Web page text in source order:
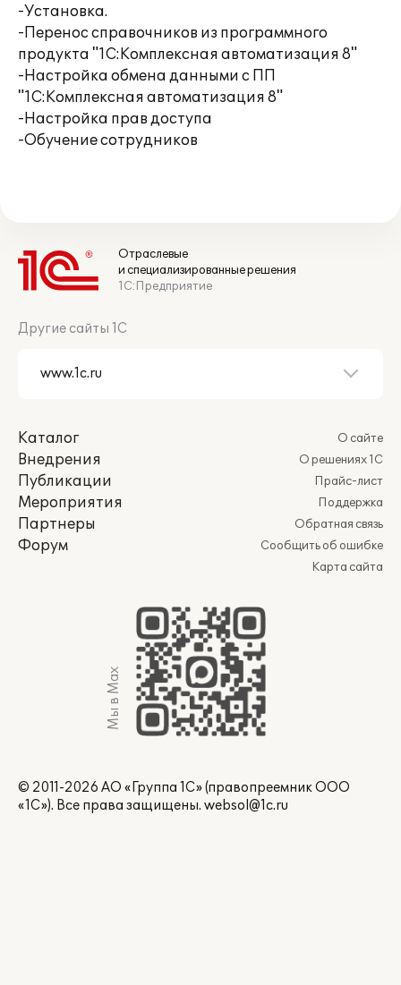
-Установка.
-Перенос справочников из программного
продукта "1С:Комплексная автоматизация 8"
-Настройка обмена данными с ПП
"1С:Комплексная автоматизация 8"
-Настройка прав доступа
-Обучение сотрудников
Отраслевые
и специализированные решения
1С:Предприятие
Другие сайты 1С
Каталог
Внедрения
Публикации
Мероприятия
Партнеры
Форум
О сайте
О решениях 1С
Прайс-лист
Поддержка
Обратная связь
Сообщить об ошибке
Карта сайта
Мы в Max
© 2011-2026 АО «Группа 1С» (правопреемник ООО
«1С»). Все права защищены. websol@1c.ru